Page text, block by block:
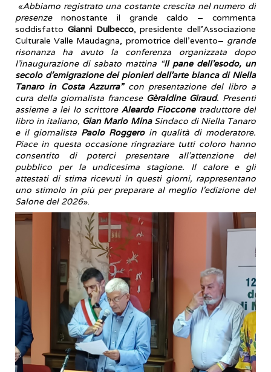
«Abbiamo registrato una costante crescita nel numero di
presenzenonostante il grande caldo – commenta
soddisfatto Gianni Dulbecco, presidente dell’Associazione
Culturale Valle Maudagna, promotrice dell’evento– grande
risonanza ha avuto la conferenza organizzata dopo
l’inaugurazione di sabato mattina “Il pane dell’esodo, un
secolo d’emigrazione dei pionieri dell’arte bianca di Niella
Tanaro in Costa Azzurra”con presentazione del libro a
cura della giornalista francese Gèraldine Giraud. Presenti
assieme a lei lo scrittore Aleardo Fiocconetraduttore del
libro in italiano, Gian Mario MinaSindaco di Niella Tanaro
e il giornalista Paolo Roggeroin qualità di moderatore.
Piace in questa occasione ringraziare tutti coloro hanno
consentito di poterci presentare all’attenzione del
pubblico per la undicesima stagione. Il calore e gli
attestati di stima ricevuti in questi giorni, rappresentano
uno stimolo in più per preparare al meglio l’edizione del
Salone del 2026».